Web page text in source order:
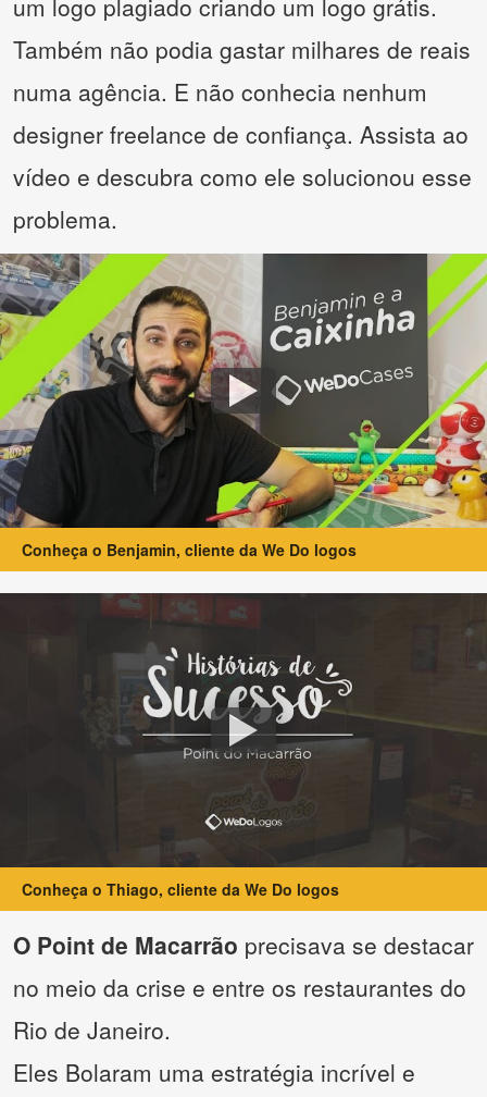
um logo plagiado criando um logo grátis.
Também não podia gastar milhares de reais
numa agência. E não conhecia nenhum
designer freelance de confiança. Assista ao
vídeo e descubra como ele solucionou esse
problema.
Conheça o Benjamin, cliente da We Do logos
Conheça o Thiago, cliente da We Do logos
O Point de Macarrão precisava se destacar
no meio da crise e entre os restaurantes do
Rio de Janeiro.
Eles Bolaram uma estratégia incrível e